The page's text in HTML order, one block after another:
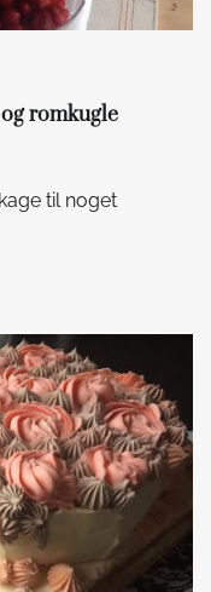
romkugle
til noget